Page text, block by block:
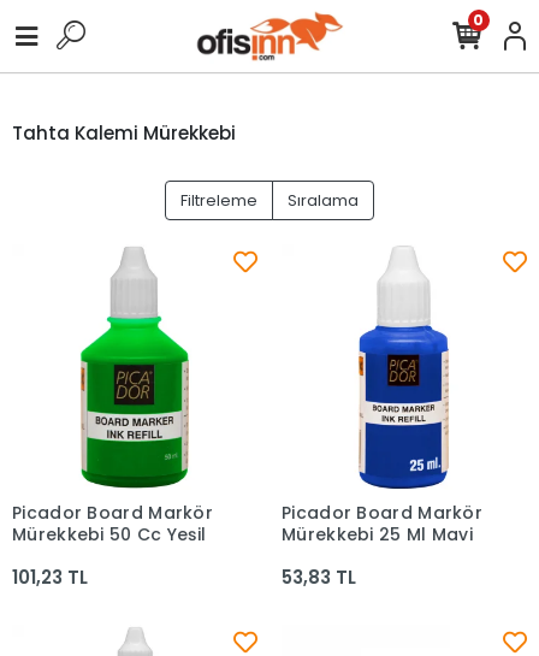
0
Tahta Kalemi Mürekkebi
Filtreleme Sıralama
Sepete Ekle
Picador Board Markör
Mürekkebi 50 Cc Yeşil
101,23 TL
Sepete Ekle
Picador Board Markör
Mürekkebi 25 Ml Mavi
53,83 TL